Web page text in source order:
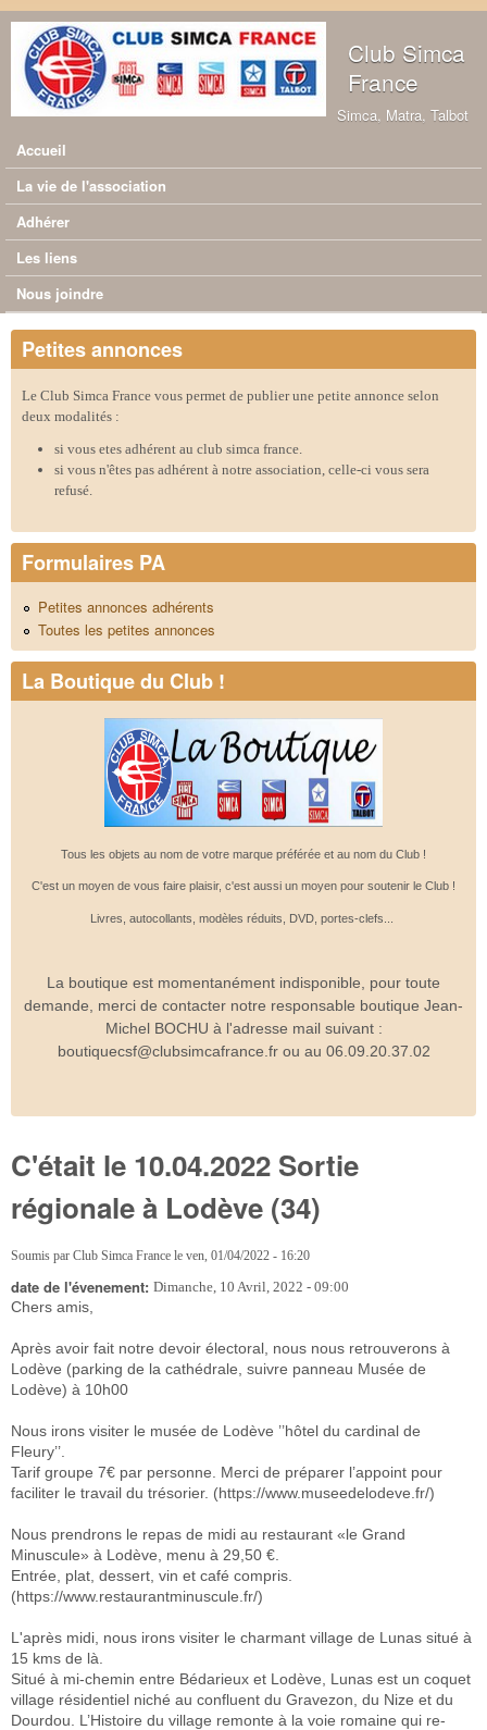
Aller au contenu principal
Club Simca
France
Simca, Matra, Talbot
Menu principal
Accueil
La vie de l'association
Adhérer
Les liens
Nous joindre
Petites annonces
Le Club Simca France vous permet de publier une petite annonce selon
deux modalités :
si vous etes adhérent au club simca france.
si vous n'êtes pas adhérent à notre association, celle-ci vous sera
refusé.
Formulaires PA
Petites annonces adhérents
Toutes les petites annonces
La Boutique du Club !
Tous les objets au nom de votre marque préférée et au nom du Club !
C'est un moyen de vous faire plaisir, c'est aussi un moyen pour soutenir le Club !
Livres, autocollants, modèles réduits, DVD, portes-clefs...
La boutique est momentanément indisponible, pour toute
demande, merci de contacter notre responsable boutique Jean-
Michel BOCHU à l'adresse mail suivant :
boutiquecsf@clubsimcafrance.fr ou au 06.09.20.37.02
C'était le 10.04.2022 Sortie
régionale à Lodève (34)
Soumis par Club Simca France le ven, 01/04/2022 - 16:20
date de l'évenement: Dimanche, 10 Avril, 2022 - 09:00
Chers amis,
Après avoir fait notre devoir électoral nous nous retrouverons à
Lodève (parking de la cathédrale, suivre panneau Musée de
Lodève) à 10h00
Nous irons visiter le musée de Lodève ’’hôtel du cardinal de
Fleury’’.
Tarif groupe 7€ par personne. Merci de préparer l’appoint pour
faciliter le travail du trésorier. (https://www.museedelodeve.fr/)
Nous prendrons le repas de midi au restaurant «le Grand
Minuscule» à Lodève, menu à 29,50 €.
Entrée, plat, dessert, vin et café compris.
(https://www.restaurantminuscule.fr/)
L'après midi, nous irons visiter le charmant village de Lunas situé à
15 kms de là.
Situé à mi-chemin entre Bédarieux et Lodève, Lunas est un coquet
village résidentiel niché au confluent du Gravezon, du Nize et du
Dourdou. L’Histoire du village remonte à la voie romaine qui re-